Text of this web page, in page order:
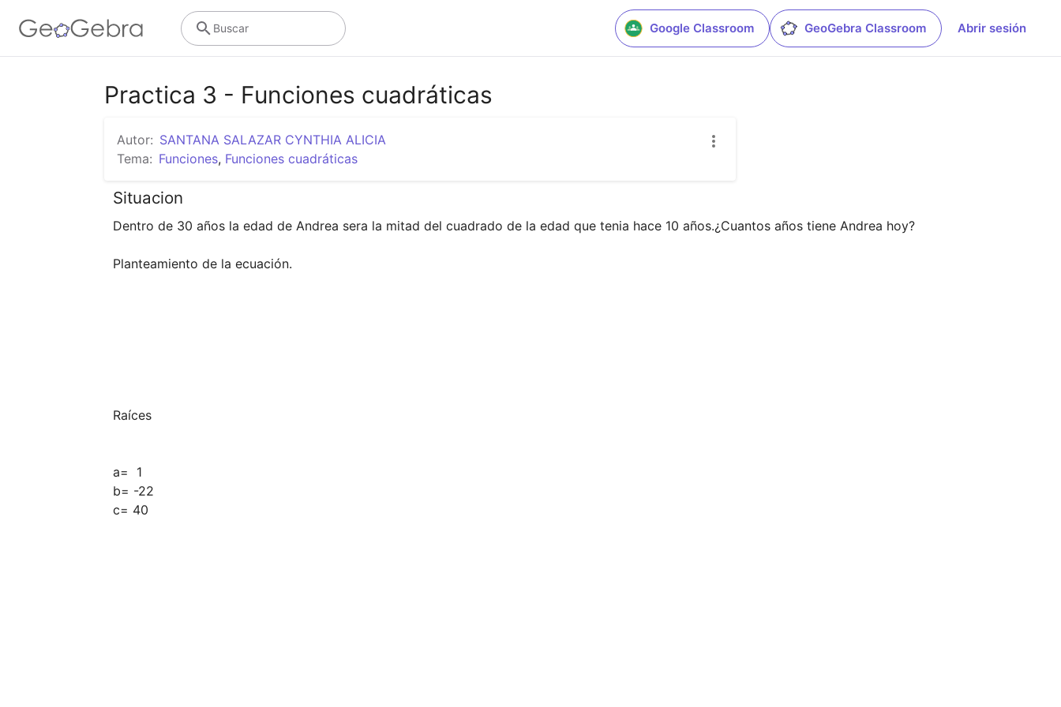
Google Classroom GeoGebra Classroom Abrir sesión
Buscar
Practica 3 - Funciones cuadráticas
Autor: SANTANA SALAZAR CYNTHIA ALICIA
Tema: Funciones, Funciones cuadráticas
Situacion
Dentro de 30 años la edad de Andrea sera la mitad del cuadrado de la edad que tenia hace 10 años.¿Cuantos años tiene Andrea hoy?
Planteamiento de la ecuación.
Raíces
a=  1
b= -22
c= 40